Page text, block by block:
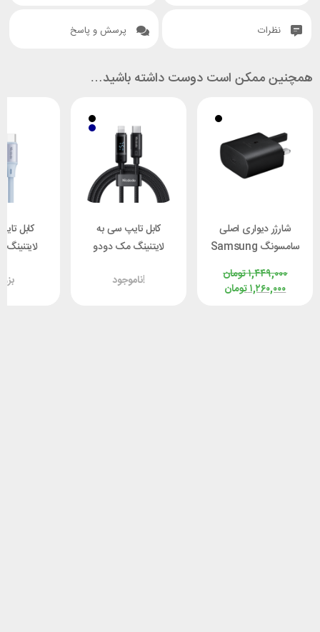
نظرات پرسش و پاسخ
همچنین ممکن است دوست داشته باشید…
شارژر دیواری اصلی
سامسونگ Samsung
وات تومان۱,۴۴۹,۰۰۰
تومان۱,۲۶۰,۰۰۰
کابل تایپ سی به
لایتنینگ مک دودو
ناموجود!
کابل